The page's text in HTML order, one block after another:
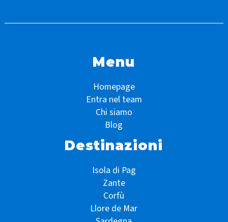
Menu
Homepage
Entra nel team
Chi siamo
Blog
Destinazioni
Isola di Pag
Zante
Corfù
Llore de Mar